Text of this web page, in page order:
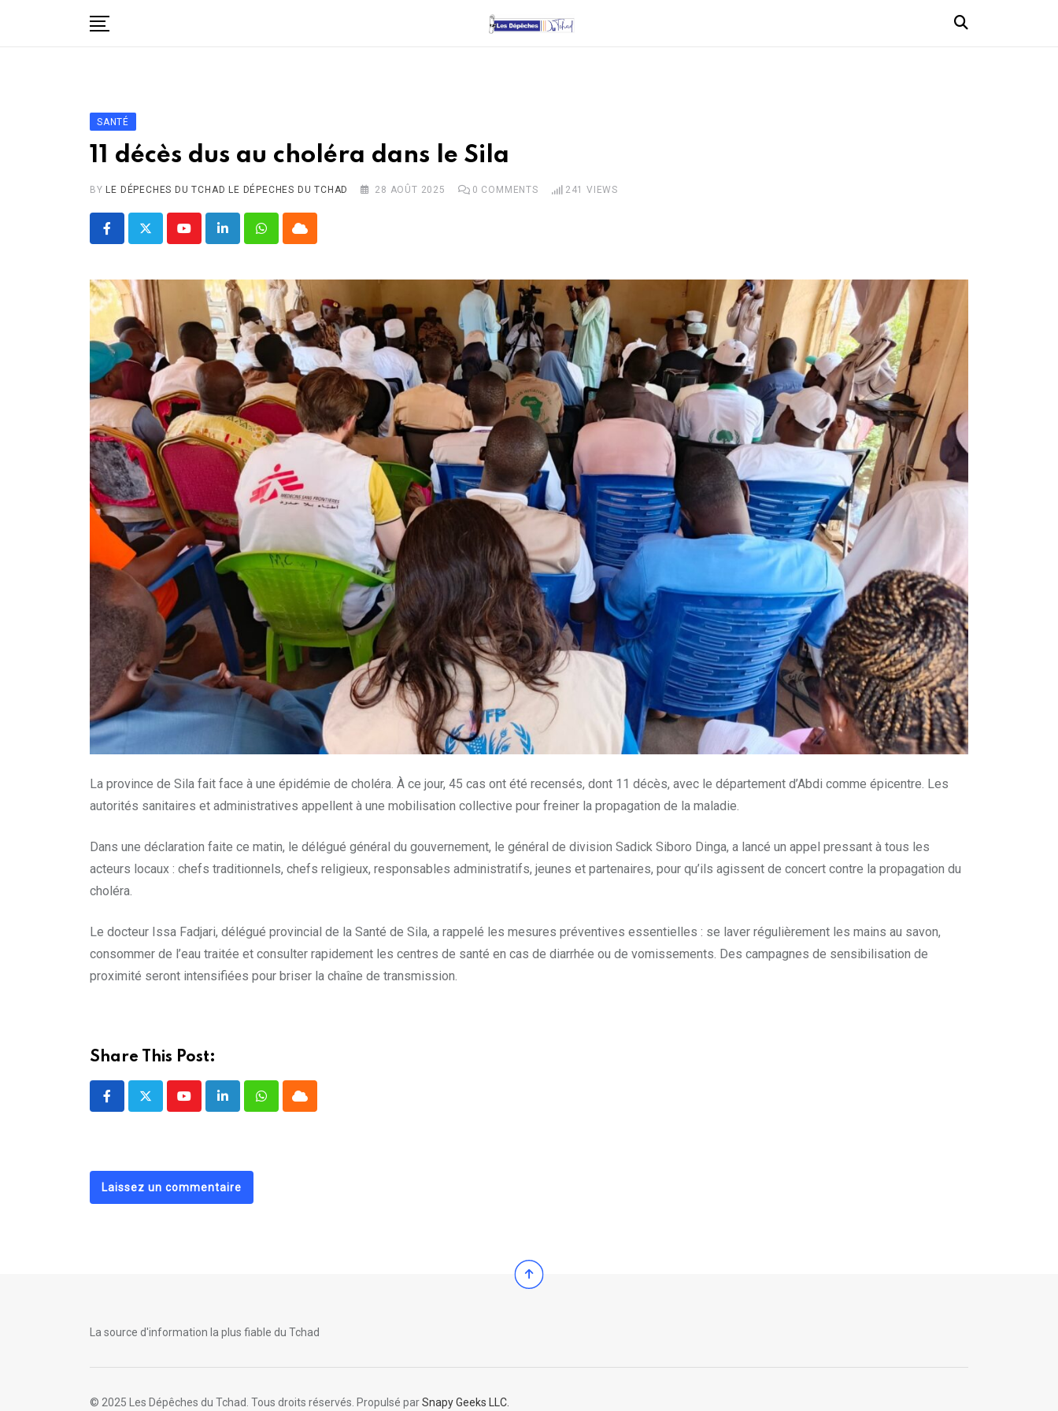
Économie
Santé
Afrique
À propos
Contact
SANTÉ
11 décès dus au choléra dans le Sila
BY LE DÉPECHES DU TCHAD LE DÉPECHES DU TCHAD 28 AOÛT 2025 0 COMMENTS 241 VIEWS
YoutubeLinkedInWhatsappCloud
La province de Sila fait face à une épidémie de choléra. À ce jour, 45 cas ont été recensés, dont 11 décès, avec le département d’Abdi comme épicentre. Les
autorités sanitaires et administratives appellent à une mobilisation collective pour freiner la propagation de la maladie.
​Dans une déclaration faite ce matin, le délégué général du gouvernement, le général de division Sadick Siboro Dinga, a lancé un appel pressant à tous les
acteurs locaux : chefs traditionnels, chefs religieux, responsables administratifs, jeunes et partenaires, pour qu’ils agissent de concert contre la propagation du
choléra.
​Le docteur Issa Fadjari, délégué provincial de la Santé de Sila, a rappelé les mesures préventives essentielles : se laver régulièrement les mains au savon,
consommer de l’eau traitée et consulter rapidement les centres de santé en cas de diarrhée ou de vomissements. Des campagnes de sensibilisation de
proximité seront intensifiées pour briser la chaîne de transmission.
Share This Post:
YoutubeLinkedInWhatsappCloud
Laissez un commentaire
La source d'information la plus fiable du Tchad
© 2025 Les Dépêches du Tchad. Tous droits réservés. Propulsé parSnapy Geeks LLC.